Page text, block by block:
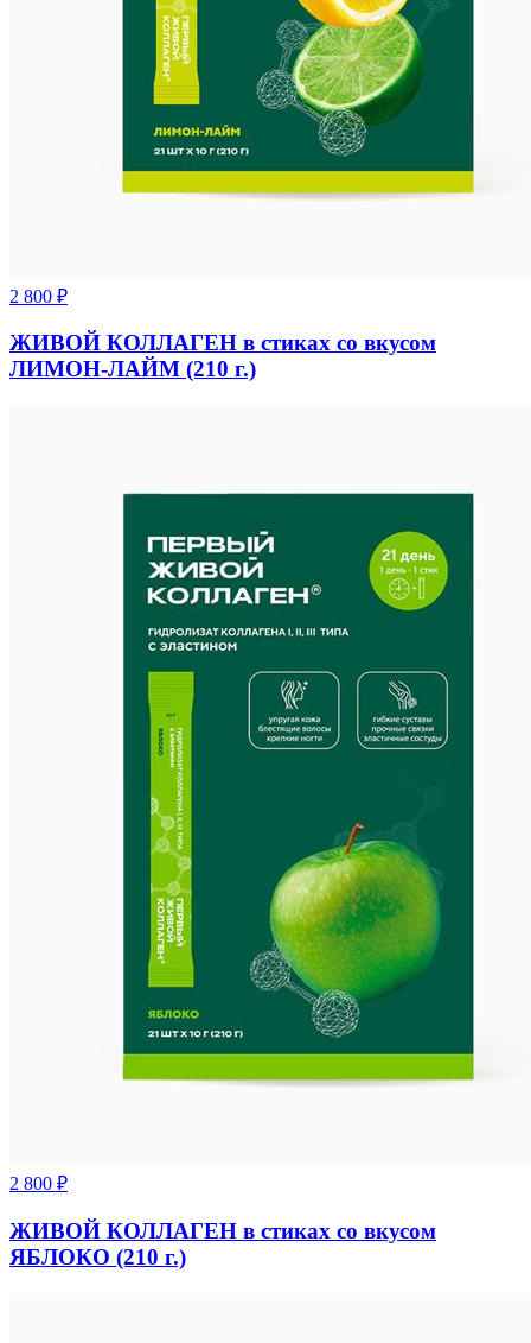
2 800 ₽
ЖИВОЙ КОЛЛАГЕН в стиках со вкусом
ЛИМОН-ЛАЙМ (210 г.)
2 800 ₽
ЖИВОЙ КОЛЛАГЕН в стиках со вкусом
ЯБЛОКО (210 г.)